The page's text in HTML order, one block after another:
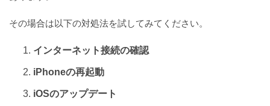
その場合は以下の対処法を試してみてください。
インターネット接続の確認
iPhoneの再起動
iOSのアップデート